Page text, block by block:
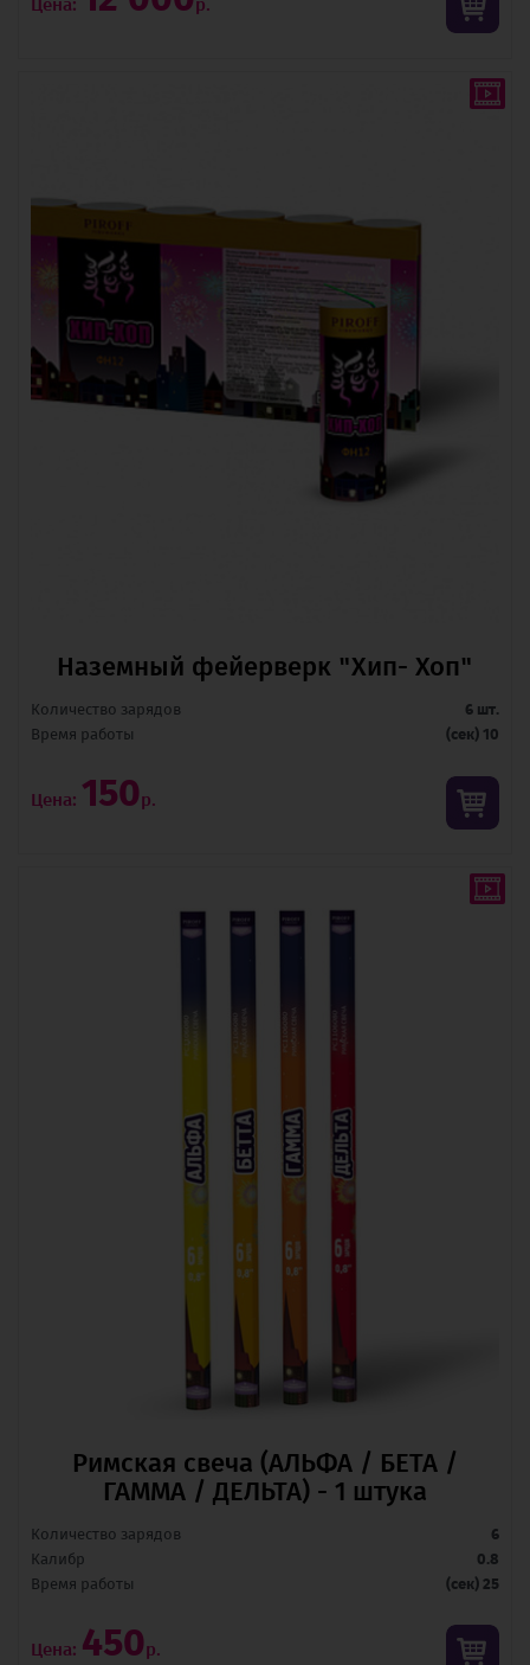
Цена: р.
Наземный фейерверк "Хип- Хоп"
Количество зарядов
6 шт.
Время pаботы
(сек) 10
Цена: 150р.
Римская свеча (АЛЬФА / БЕТА /
ГАММА / ДЕЛЬТА) - 1 штука
Количество зарядов
6
Калибр
0.8
Время pаботы
(сек) 25
Цена: 450р.